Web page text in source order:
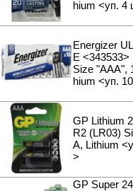
hium <уп. 4
Energizer
E <343533>
Size "AAA",
hium <уп.
GP Lithium
R2 (LR03)
A, Lithium
>
GP Super